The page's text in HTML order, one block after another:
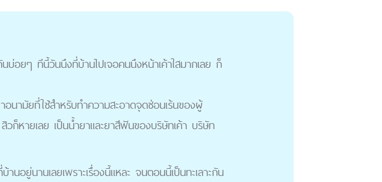
บ่อยๆ ทีนี้วันนึงที่บ้านไปเจอคนนึงหน้าเค้าใสมากเลย ก็
อนามัยที่ใช้สำหรับทำความสะอาดจุดซ่อนเร้นของผู้
หายเลย เป็นน้ำยาและยาสีฟันของบริษัทเค้า บริษัท
นอยู่นานเลยเพราะเรื่องนี้แหละ จนตอนนี้เป็นทะเลาะกัน